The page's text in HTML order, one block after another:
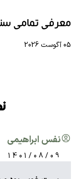
معرفی تمامی سنگ
05 آگوست 2026
نفس ابراهیمی
1401/08/09